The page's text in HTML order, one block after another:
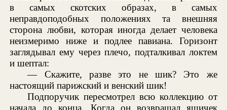
в самых скотских образах, в самых
неправдоподобных положениях та внешняя
сторона любви, которая иногда делает человека
неизмеримо ниже и подлее павиана. Горизонт
заглядывал ему через плечо, подталкивал локтем
и шептал:
— Скажите, разве это не шик? Это же
настоящий парижский и венский шик!
Подпоручик пересмотрел всю коллекцию от
начала до конца. Когда он возвращал ящичек